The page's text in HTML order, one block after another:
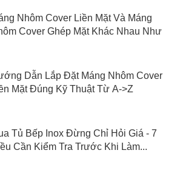
Nhôm Cover Liền Mặt Và Máng
Cover Ghép Mặt Khác Nhau Như
Dẫn Lắp Đặt Máng Nhôm Cover
Mặt Đúng Kỹ Thuật Từ A->Z
Tủ Bếp Inox Đừng Chỉ Hỏi Giá - 7
Cần Kiểm Tra Trước Khi Làm...